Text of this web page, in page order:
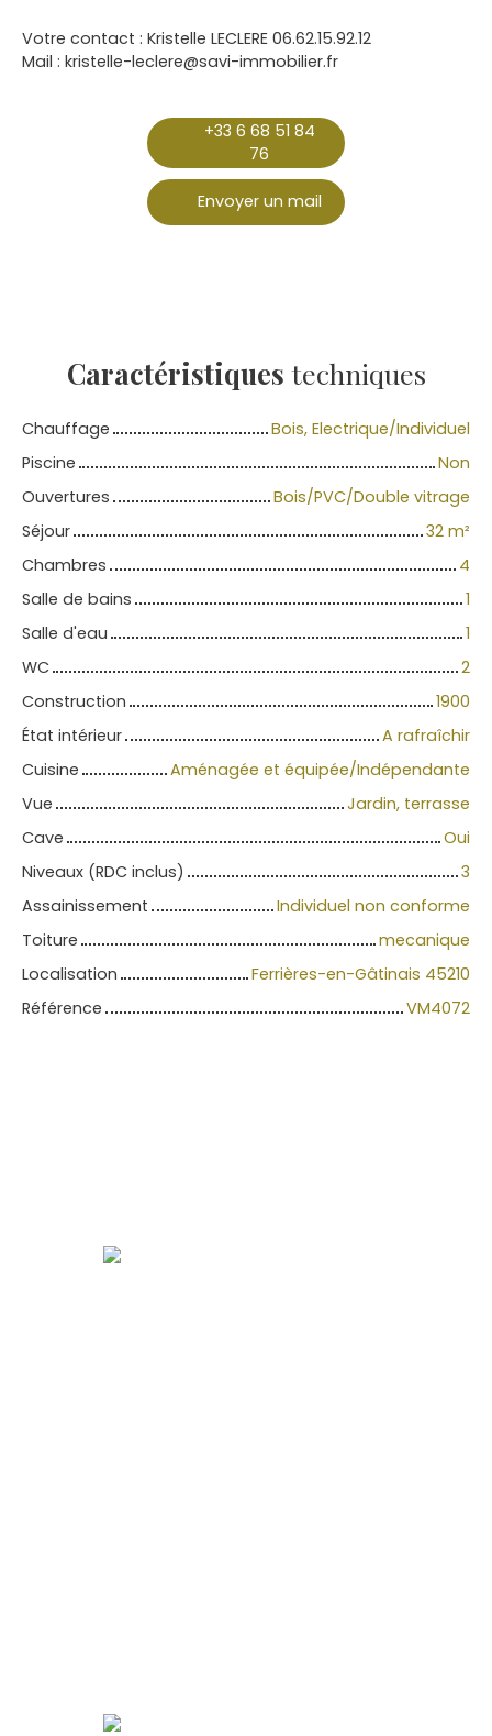
Votre contact : Kristelle LECLERE 06.62.15.92.12
Mail : kristelle-leclere@savi-immobilier.fr
+33 6 68 51 84
76
Envoyer un mail
Caractéristiques techniques
Chauffage
Bois, Electrique/Individuel
Piscine
Non
Ouvertures
Bois/PVC/Double vitrage
Séjour
32 m²
Chambres
4
Salle de bains
1
Salle d'eau
1
WC
2
Construction
1900
État intérieur
A rafraîchir
Cuisine
Aménagée et équipée/Indépendante
Vue
Jardin, terrasse
Cave
Oui
Niveaux (RDC inclus)
3
Assainissement
Individuel non conforme
Toiture
mecanique
Localisation
Ferrières-en-Gâtinais 45210
Référence
VM4072